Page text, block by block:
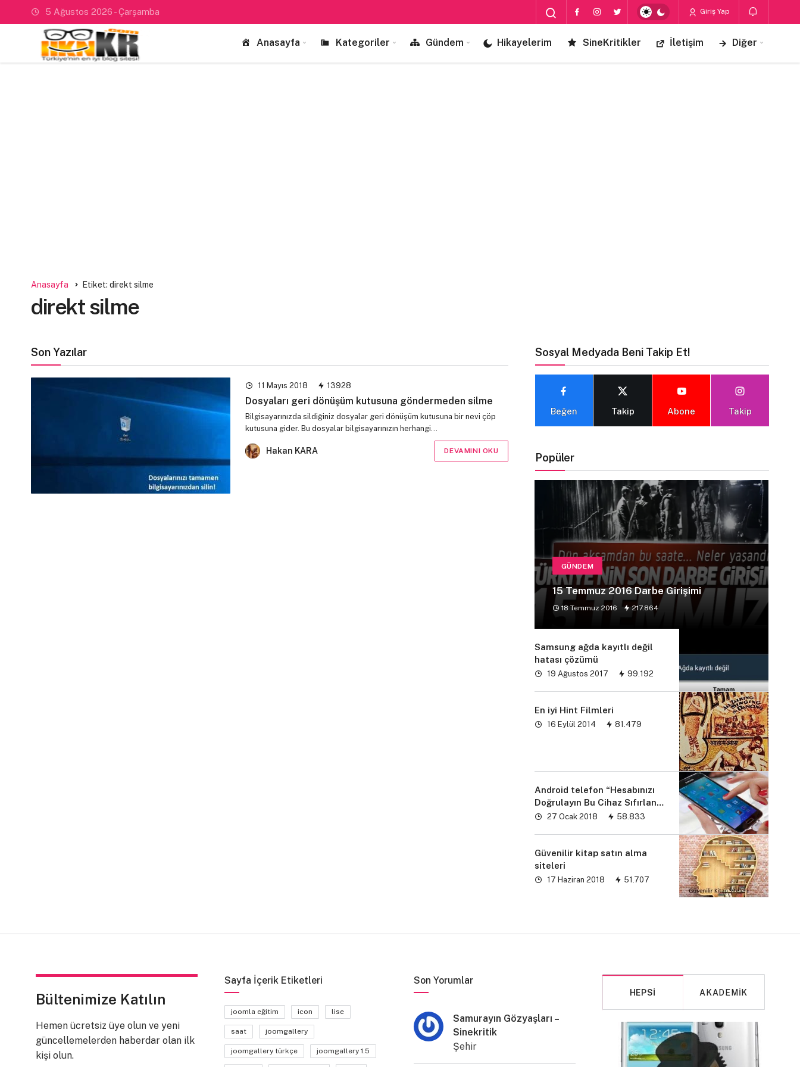
5 Ağustos 2026 - Çarşamba Giriş Yap
Anasayfa Kategoriler Gündem Hikayelerim SineKritikler İletişim Diğer
Anasayfa Etiket: direkt silme
direkt silme
Son Yazılar
11 Mayıs 2018 13928
Dosyaları geri dönüşüm kutusuna göndermeden silme
Bilgisayarınızda sildiğiniz dosyalar geri dönüşüm kutusuna bir nevi çöp
kutusuna gider. Bu dosyalar bilgisayarınızın herhangi…
Hakan KARA DEVAMINI OKU
Sosyal Medyada Beni Takip Et!
Beğen Takip Abone Takip
Popüler
GÜNDEM
15 Temmuz 2016 Darbe Girişimi
18 Temmuz 2016 217.864
Samsung ağda kayıtlı değil
hatası çözümü
19 Ağustos 2017 99.192
En iyi Hint Filmleri
16 Eylül 2014 81.479
Android telefon “Hesabınızı
Doğrulayın Bu Cihaz Sıfırlandı
sorunu” çözümü
27 Ocak 2018 58.833
Güvenilir kitap satın alma
siteleri
17 Haziran 2018 51.707
Bültenimize Katılın
Hemen ücretsiz üye olun ve yeni
güncellemelerden haberdar olan ilk
kişi olun.
Sayfa İçerik Etiketleri
joomla eğitim icon lise
saat joomgallery
joomgallery türkçe joomgallery 1.5
Son Yorumlar
Samurayın Gözyaşları –
Sinekritik
Şehir
HEPSI AKADEMIK
MAKALE